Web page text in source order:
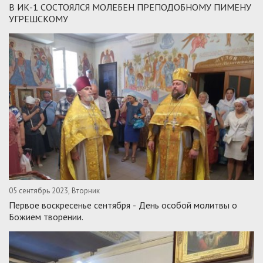
В ИК-1 СОСТОЯЛСЯ МОЛЕБЕН ПРЕПОДОБНОМУ ПИМЕНУ
УГРЕШСКОМУ
05 сентябрь 2023, Вторник
Первое воскресенье сентября - День особой молитвы о
Божием творении.